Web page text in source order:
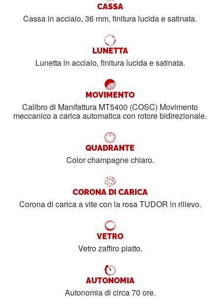
CASSA
Cassa in acciaio, 36 mm, finitura lucida e satinata.
LUNETTA
Lunetta in acciaio, finitura lucida e satinata.
MOVIMENTO
Calibro di Manifattura MT5400 (COSC) Movimento
meccanico a carica automatica con rotore bidirezionale.
QUADRANTE
Color champagne chiaro.
CORONA DI CARICA
Corona di carica a vite con la rosa TUDOR in rilievo.
VETRO
Vetro zaffiro piatto.
AUTONOMIA
Autonomia di circa 70 ore.